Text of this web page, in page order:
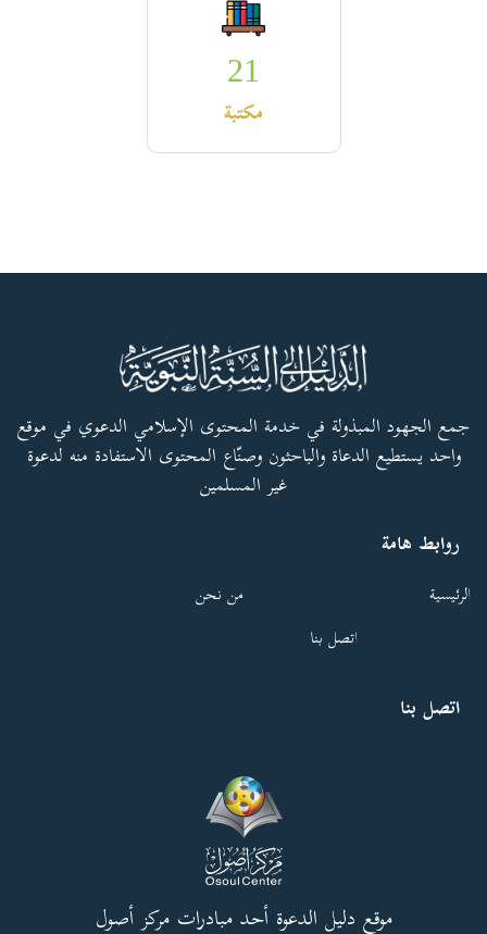
21
مكتبة
جمع الجهود المبذولة في خدمة المحتوى الإسلامي الدعوي في موقع
واحد يستطيع الدعاة والباحثون وصنّاع المحتوى الاستفادة منه لدعوة
غير المسلمين
روابط هامة
الرئيسية
من نحن
اتصل بنا
اتصل بنا
موقع دليل الدعوة أحد مبادرات مركز أصول